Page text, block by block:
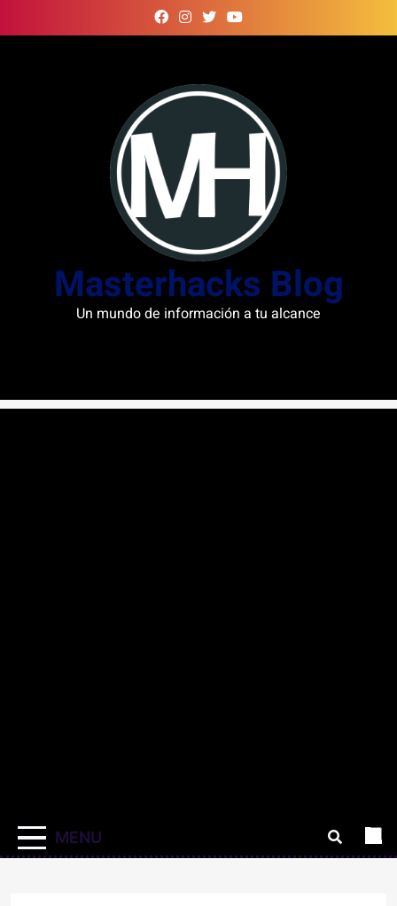
to
Masterhacks Blog
Un mundo de información a tu alcance
MENU